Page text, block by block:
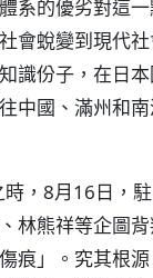
系的優劣對這
會蛻變到現代
識份子，在日
中國、滿州和
，8月16日，
林熊祥等企圖
痕」。究其根